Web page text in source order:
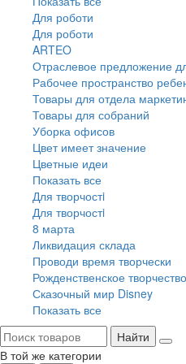
Для роботи
Для роботи
ARTEO
Отраслевое предложение
Рабочее пространство
Товары для отдела
Товары для собраний
Уборка офисов
Цвет имеет значение
Цветные идеи
Показать все
Для творчостi
Для творчостi
8 марта
Ликвидация склада
Проводи время творчески
Рожденственское
Сказочный мир Disney
Показать все
Найти
В той же категории